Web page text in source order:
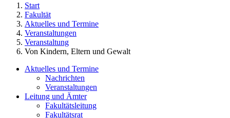
Start
Fakultät
Aktuelles und Termine
Veranstaltungen
Veranstaltung
Von Kindern, Eltern und Gewalt
Aktuelles und Termine
Nachrichten
Veranstaltungen
Leitung und Ämter
Fakultätsleitung
Fakultätsrat